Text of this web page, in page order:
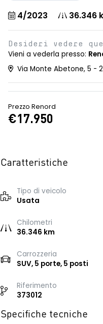
4/2023 36.346
Desideri vedere
Vieni a vederla presso:
Via Monte Abetone, 5 -
Prezzo Renord
€17.950
Caratteristiche
Tipo di veicolo
Usata
Chilometri
36.346 km
Carrozzeria
SUV, 5 porte, 5 posti
Riferimento
373012
Specifiche tecniche